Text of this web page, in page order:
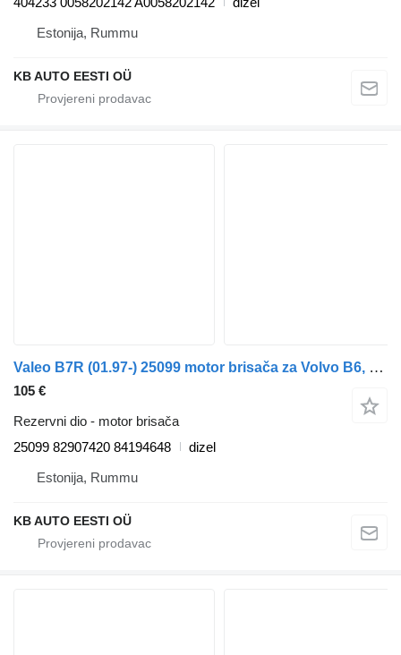
Estonija, Rummu
KB AUTO EESTI OÜ
Valeo B7R (01.97-) 25099 motor brisača za Volvo B6, B7, B9, B10, B12 bus (1978-2011) autobusa
105 €
Rezervni dio - motor brisača
25099 82907420 84194648
dizel
Estonija, Rummu
KB AUTO EESTI OÜ